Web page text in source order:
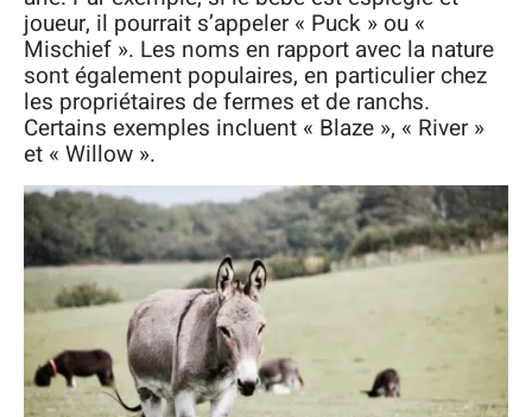
joueur, il pourrait s’appeler « Puck » ou «
Mischief ». Les noms en rapport avec la nature
sont également populaires, en particulier chez
les propriétaires de fermes et de ranchs.
Certains exemples incluent « Blaze », « River »
et « Willow ».